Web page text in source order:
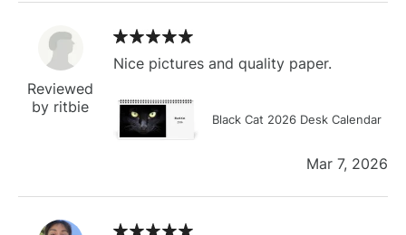
Reviewed
by ritbie
Nice pictures and quality paper.
Black Cat 2026 Desk Calendar
Mar 7, 2026